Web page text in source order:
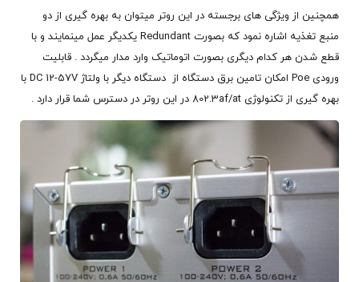
همچنین از ویژگی های برجسته در این روتر میتوان به بهره گیری از دو
منبع تغذیه اشاره نمود که بصورت Redundant یکدیگر عمل مینمایند و با
قطع شدن هر کدام دیگری بصورت اتوماتیک وارد مدار میگردد . قابلیت
ورودی Poe امکان تامین برق دستگاه از دستگاه دیگر با ولتاژ DC 12-57V با
بهره گیری از تکنولوژی 802.3af/at در این روتر در دسترس شما قرار دارد .